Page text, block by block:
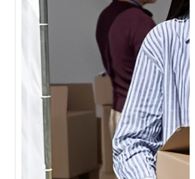
Tik Tok Buat
Jualan, Gimana
Strateginya ?
Baca Juga Cara
Berjualan Di Tiktokshop
TikTok menjadi tempat